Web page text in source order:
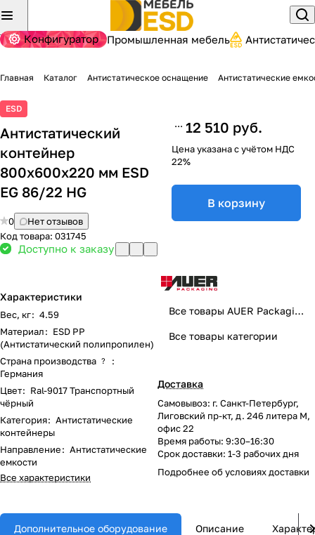
Конфигуратор Промышленная мебель
Главная Каталог Антистатическое оснащение Антистатические
ESD
Антистатический
контейнер
800x600х220 мм ESD
EG 86/22 HG
0
Нет отзывов
Код товара: 031745
Доступно к заказу
Характеристики
Вес, кг: 4.59
Материал: ESD PP
(Антистатический полипропилен)
Страна производства ?
:
Германия
Цвет: Ral-9017 Транспортный
чёрный
Категория: Антистатические
контейнеры
Направление: Антистатические
емкости
Все характеристики
12 510 руб.
Цена указана с учётом НДС
22%
В корзину
Все товары AUER Packaging
Все товары категории
Доставка
Самовывоз: г. Санкт-Петербург,
Лиговский пр-кт, д. 246 литера М,
офис 22
Время работы: 9:30–16:30
Срок доставки: 1-3 рабочих дня
Подробнее обусловиях доставки
Дополнительное оборудование Описание